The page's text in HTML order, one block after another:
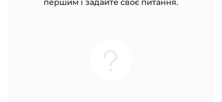
першим і задайте своє питання.